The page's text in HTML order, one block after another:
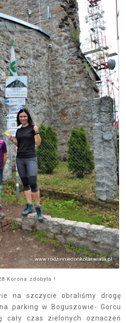
Korona zdobyta !
na szczycie obraliśmy drogę
parking w Boguszowie- Gorcu
cały czas zielonych oznaczeń